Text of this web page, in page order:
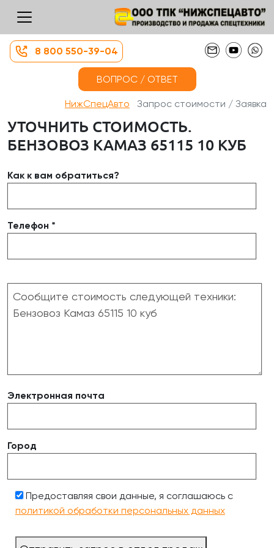
8 800 550-39-04
ВОПРОС / ОТВЕТ
НижСпецАвто Запрос стоимости / Заявка
УТОЧНИТЬ СТОИМОСТЬ.
БЕНЗОВОЗ КАМАЗ 65115 10 КУБ
Как к вам обратиться?
Телефон *
Электронная почта
Город
Предоставляя свои данные, я соглашаюсь с
политикой обработки персональных данных